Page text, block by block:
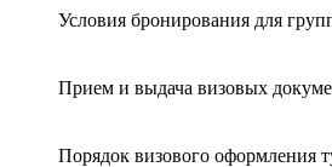
Условия бронирования для
Прием и выдача визовых
Порядок визового оформления